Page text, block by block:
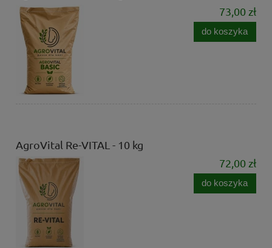
73,00 zł
do koszyka
AgroVital Re-VITAL - 10 kg
72,00 zł
do koszyka